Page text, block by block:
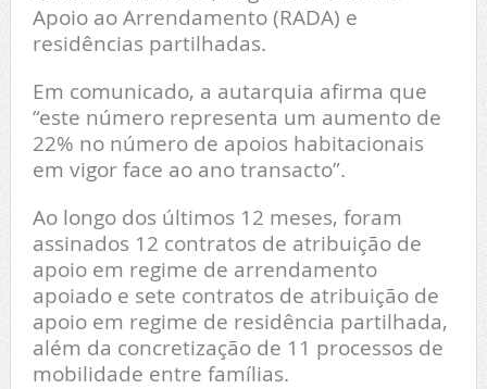
Apoio ao Arrendamento (RADA) e
residências partilhadas.
Em comunicado, a autarquia afirma que
“este número representa um aumento de
22% no número de apoios habitacionais
em vigor face ao ano transacto”.
Ao longo dos últimos 12 meses, foram
assinados 12 contratos de atribuição de
apoio em regime de arrendamento
apoiado e sete contratos de atribuição de
apoio em regime de residência partilhada,
além da concretização de 11 processos de
mobilidade entre famílias.